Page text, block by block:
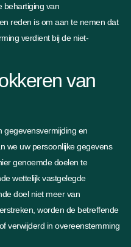
behartiging van
reden is om aan te nemen dat
verdient bij de niet-
van
gegevensvermijding en
we uw persoonlijke gegevens
genoemde doelen te
wettelijk vastgelegde
doel niet meer van
worden de betreffende
verwijderd in overeenstemming